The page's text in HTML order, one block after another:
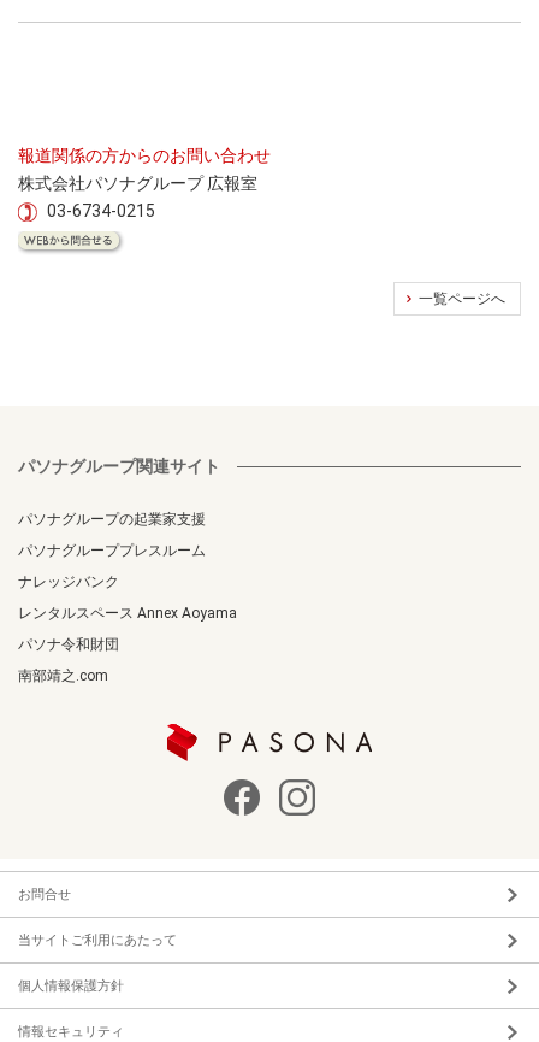
報道関係の方からのお問い合わせ
株式会社パソナグループ 広報室
03-6734-0215
一覧ページへ
パソナグループ関連サイト
パソナグループの起業家支援
パソナグループプレスルーム
ナレッジバンク
レンタルスペース Annex Aoyama
パソナ令和財団
南部靖之.com
お問合せ
当サイトご利用にあたって
個人情報保護方針
情報セキュリティ